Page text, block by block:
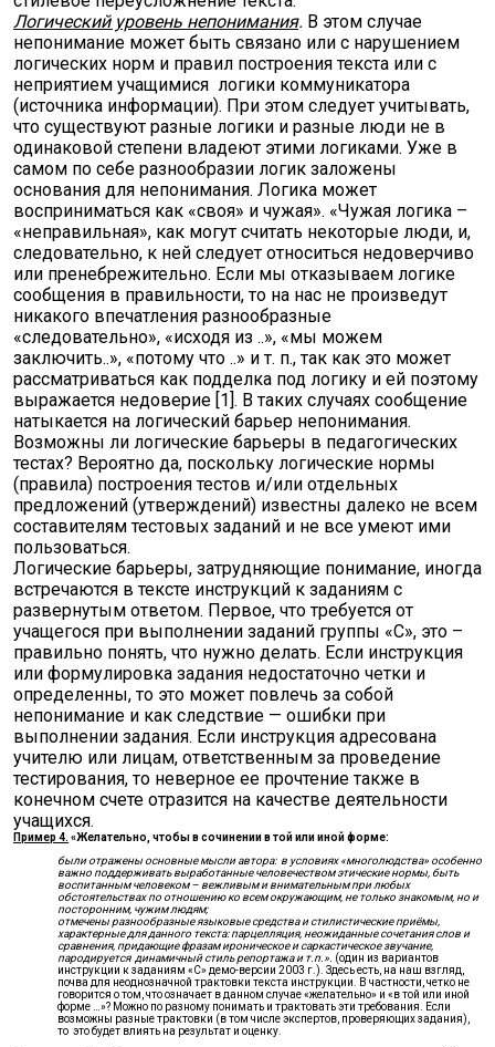
Логический уровень непонимания. В этом случае
непонимание может быть связано или с нарушением
логических норм и правил построения текста или с
неприятием учащимися логики коммуникатора
(источника информации). При этом следует учитывать,
что существуют разные логики и разные люди не в
одинаковой степени владеют этими логиками. Уже в
самом по себе разнообразии логик заложены
основания для непонимания. Логика может
восприниматься как «своя» и чужая». «Чужая логика –
«неправильная», как могут считать некоторые люди, и,
следовательно, к ней следует относиться недоверчиво
или пренебрежительно. Если мы отказываем логике
сообщения в правильности, то на нас не произведут
никакого впечатления разнообразные
«следовательно», «исходя из ..», «мы можем
заключить..», «потому что ..» и т. п., так как это может
рассматриваться как подделка под логику и ей поэтому
выражается недоверие [1]. В таких случаях сообщение
натыкается на логический барьер непонимания.
Возможны ли логические барьеры в педагогических
тестах? Вероятно да, поскольку логические нормы
(правила) построения тестов и/или отдельных
предложений (утверждений) известны далеко не всем
составителям тестовых заданий и не все умеют ими
пользоваться.
Логические барьеры, затрудняющие понимание, иногда
встречаются в тексте инструкций к заданиям с
развернутым ответом. Первое, что требуется от
учащегося при выполнении заданий группы «С», это –
правильно понять, что нужно делать. Если инструкция
или формулировка задания недостаточно четки и
определенны, то это может повлечь за собой
непонимание и как следствие — ошибки при
выполнении задания. Если инструкция адресована
учителю или лицам, ответственным за проведение
тестирования, то неверное ее прочтение также в
конечном счете отразится на качестве деятельности
учащихся.
Пример 4. «Желательно, чтобы в сочинении в той или иной форме:
были отражены основные мысли автора: в условиях «многолюдства» особенно
важно поддерживать выработанные человечеством этические нормы, быть
воспитанным человеком – вежливым и внимательным при любых
обстоятельствах по отношению ко всем окружающим, не только знакомым, но и
посторонним, чужим людям;
отмечены разнообразные языковые средства и стилистические приёмы,
характерные для данного текста: парцелляция, неожиданные сочетания слов и
сравнения, придающие фразам ироническое и саркастическое звучание,
пародируется динамичный стиль репортажа и т.п.». (один из вариантов
инструкции к заданиям «С» демо-версии 2003 г.). Здесь есть, на наш взгляд,
почва для неоднозначной трактовки текста инструкции. В частности, четко не
говорится о том, что означает в данном случае «желательно» и «в той или иной
форме …»? Можно по разному понимать и трактовать эти требования. Если
возможны разные трактовки (в том числе экспертов, проверяющих задания),
то это будет влиять на результат и оценку.